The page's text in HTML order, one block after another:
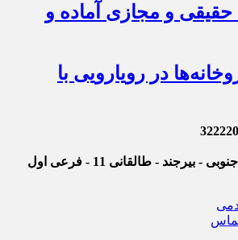
و مجازی آماده و
در رویارویی با
خراسان جنوبی - بیرجند - طالقانی 11 - فرعی اول